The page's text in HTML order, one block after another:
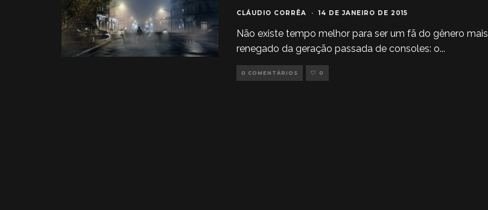
CLÁUDIO CORRÊA · 14 DE JANEIRO DE 2015
Não existe tempo melhor para ser um fã do gênero mais
renegado da geração passada de consoles: o...
0 COMENTÁRIOS 0